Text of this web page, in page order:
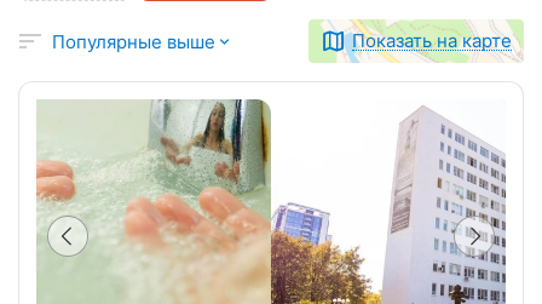
Популярные выше Показать на карте